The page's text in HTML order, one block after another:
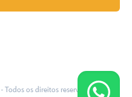
- Todos os direitos reservados